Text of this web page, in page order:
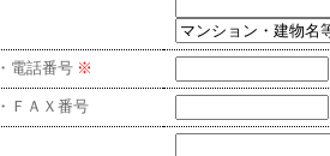
・電話番号 ※
・ＦＡＸ番号